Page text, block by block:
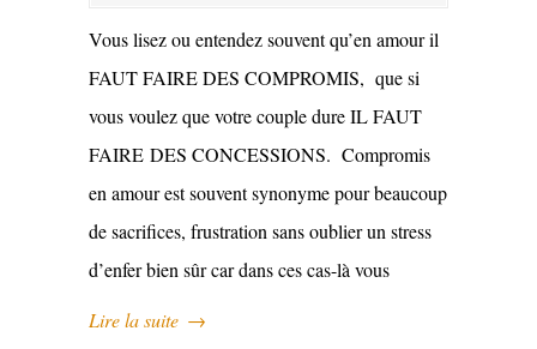
Vous lisez ou entendez souvent qu’en amour il
FAUT FAIRE DES COMPROMIS, que si
vous voulez que votre couple dure IL FAUT
FAIRE DES CONCESSIONS. Compromis
en amour est souvent synonyme pour beaucoup
de sacrifices, frustration sans oublier un stress
d’enfer bien sûr car dans ces cas-là vous
Lire la suite →